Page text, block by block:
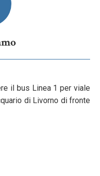
il bus Linea 1 per viale
di Livorno di fronte